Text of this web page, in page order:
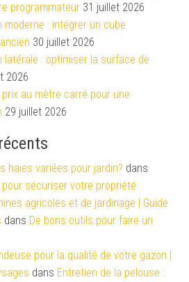
programmateur 31 juillet 2026
moderne : intégrer un cube
30 juillet 2026
latérale : optimiser la surface de
2026
au mètre carré pour une
29 juillet 2026
haies variées pour jardin? dans
sécuriser votre propriété
agricoles et de jardinage | Guide
dans De bons outils pour faire un
pour la qualité de votre gazon |
dans Entretien de la pelouse :